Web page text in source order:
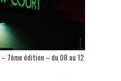
7ème édition – du 08 au 12